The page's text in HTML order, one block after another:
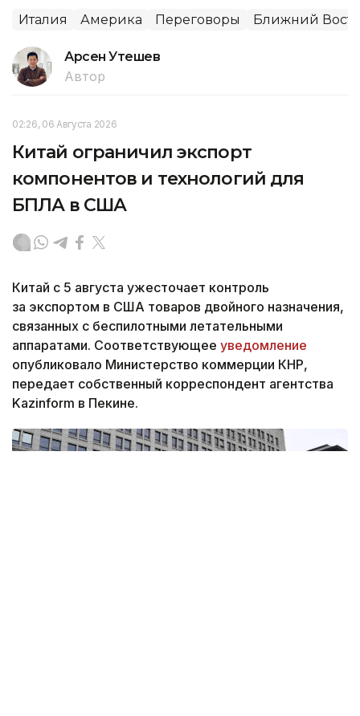
Италия Америка Переговоры Ближний
Арсен Утешев
Автор
02:26, 06 Августа 2026
Китай ограничил экспорт
компонентов и технологий для
БПЛА в США
Китай с 5 августа ужесточает контроль
за экспортом в США товаров двойного назначения,
связанных с беспилотными летательными
аппаратами. Соответствующее уведомление
опубликовало Министерство коммерции КНР,
передает собственный корреспондент агентства
Kazinform в Пекине.